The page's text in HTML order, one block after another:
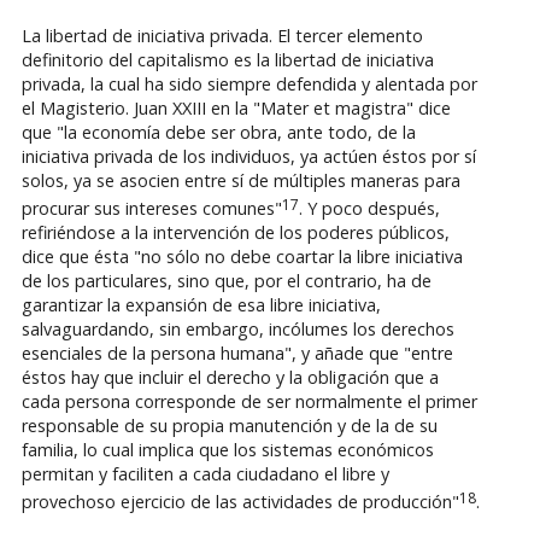
La libertad de iniciativa privada. El tercer elemento
definitorio del capitalismo es la libertad de iniciativa
privada, la cual ha sido siempre defendida y alentada por
el Magisterio. Juan XXIII en la "Mater et magistra" dice
que "la economía debe ser obra, ante todo, de la
iniciativa privada de los individuos, ya actúen éstos por sí
solos, ya se asocien entre sí de múltiples maneras para
procurar sus intereses comunes"17. Y poco después,
refiriéndose a la intervención de los poderes públicos,
dice que ésta "no sólo no debe coartar la libre iniciativa
de los particulares, sino que, por el contrario, ha de
garantizar la expansión de esa libre iniciativa,
salvaguardando, sin embargo, incólumes los derechos
esenciales de la persona humana", y añade que "entre
éstos hay que incluir el derecho y la obligación que a
cada persona corresponde de ser normalmente el primer
responsable de su propia manutención y de la de su
familia, lo cual implica que los sistemas económicos
permitan y faciliten a cada ciudadano el libre y
provechoso ejercicio de las actividades de producción"18.